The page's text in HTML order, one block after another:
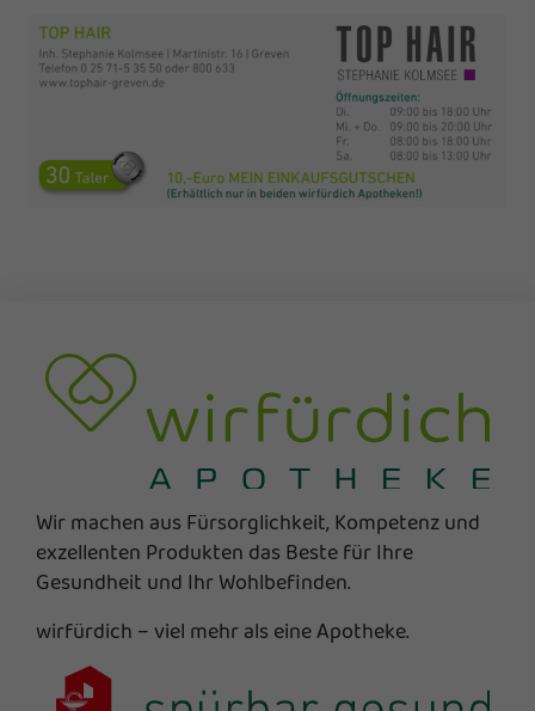
Wir machen aus Fürsorglichkeit, Kompetenz und
exzellenten Produkten das Beste für Ihre
Gesundheit und Ihr Wohlbefinden.
wirfürdich – viel mehr als eine Apotheke.